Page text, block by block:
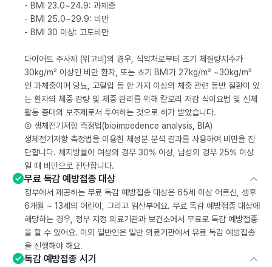
- BMI 23.0~24.9: 과체중
- BMI 25.0~29.9: 비만
- BMI 30 이상: 고도비만
다이어트 주사제 (위고비)의 경우, 식약처로부터 초기 체질량지수가
30kg/m² 이상인 비만 환자, 또는 초기 BMI가 27kg/m² ~30kg/m²
인 과체중이며 당뇨, 고혈압 등 한 가지 이상의 체중 관련 동반 질환이 있
는 환자의 체중 감량 및 체중 관리를 위해 칼로리 저감 식이요법 및 신체
활동 증대의 보조제로서 투여하는 것으로 허가 받았습니다.
② 생체전기저항 측정법(bioimpedence analysis, BIA)
생체전기저항 측정법을 이용한 체성분 분석 결과를 사용하여 비만을 진
단합니다. 체지방률이 여성의 경우 30% 이상, 남성의 경우 25% 이상
일 때 비만으로 진단합니다.
무료 독감 예방접종 대상
정부에서 제공하는 무료 독감 예방접종 대상은 65세 이상 어르신, 생후
6개월 ~ 13세의 어린이, 그리고 임산부에요. 무료 독감 예방접종 대상에
해당하는 경우, 정부 지정 의료기관과 보건소에서 무료로 독감 예방접종
을 할 수 있어요. 이외 일반인은 일반 의료기관에서 유료 독감 예방접종
을 진행해야 해요.
독감 예방접종 시기